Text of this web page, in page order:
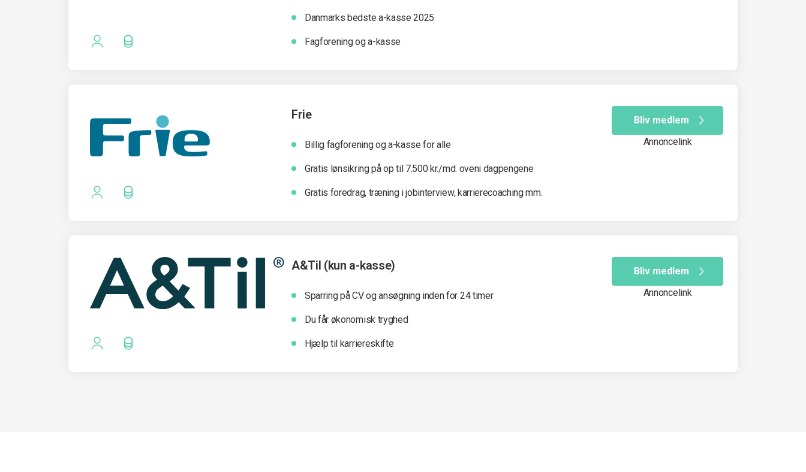
Danmarks bedste a-kasse 2025
Fagforening og a-kasse
Frie
Billig fagforening og a-kasse for alle
Gratis lønsikring på op til 7.500 kr./md. oveni dagpengene
Gratis foredrag, træning i jobinterview, karrierecoaching mm.
Bliv medlem
Annoncelink
A&Til (kun a-kasse)
Sparring på CV og ansøgning inden for 24 timer
Du får økonomisk tryghed
Hjælp til karriereskifte
Bliv medlem
Annoncelink